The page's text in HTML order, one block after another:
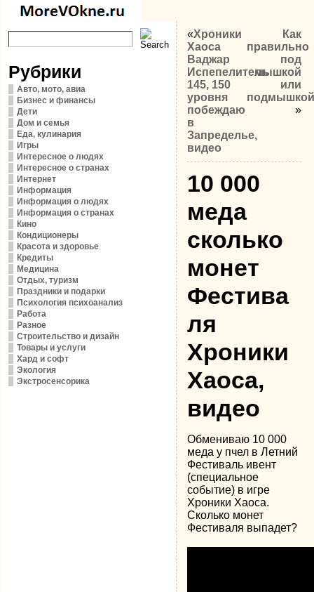
Рубрики
Авто, мото, авиа
Бизнес и финансы
Дети
Дом и семья
Еда, кулинария
Игры
Интересное о людях
Интересное о странах
Интернет
Информация
Информация о людях
Информация о странах
Кино
Кондиционеры
Красота и здоровье
Кредиты
Медицина
Отдых, туризм
Праздники и подарки
Психология психоанализ
Работа
Разное
Строительство и дизайн
Товары и услуги
Хард и софт
Экология
Экстросенсорика
«Хроники
Хаоса
Ваджар
Испепелитель
145, 150
уровня
побеждаю
в
Запределье,
видео
Как
правильно
под
мышкой
или
»
10 000
меда
сколько
монет
Фестива
ля
Хроники
Хаоса,
видео
Обмениваю 10 000
меда у пчел в Летний
Фестиваль ивент
(специальное
событие) в игре
Хроники Хаоса.
Сколько монет
Фестиваля выпадет?